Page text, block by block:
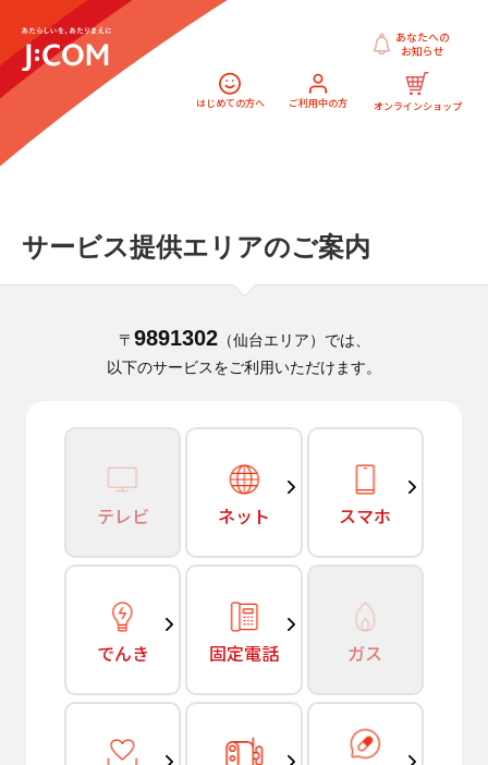
はじめての方へ ご利用中の方 オンラインショップ
あなたへの
お知らせ
サービス提供エリアのご案内
〒 9891302（仙台エリア）では、
以下のサービスをご利用いただけます。
テレビ ネット スマホ
でんき 固定電話 ガス